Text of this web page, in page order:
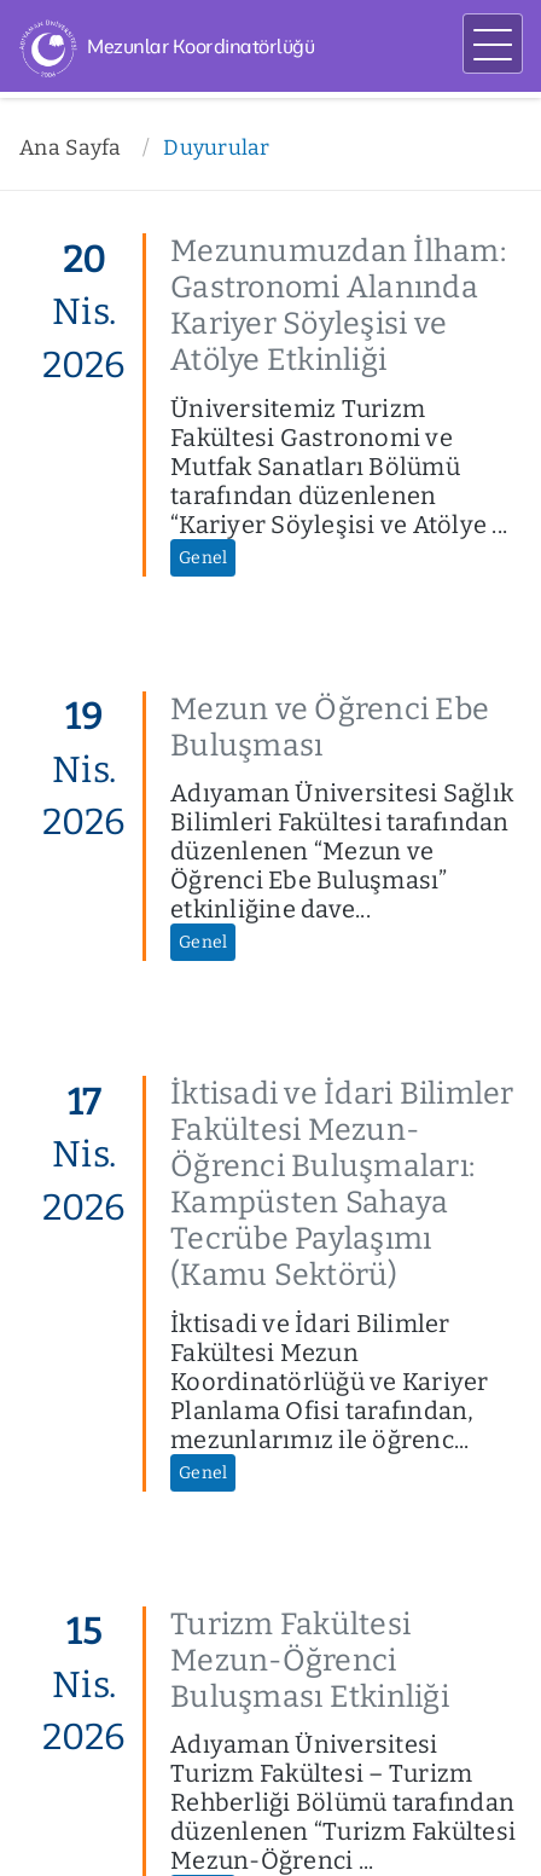
Mezunlar Koordinatörlüğü
Ana Sayfa Duyurular
20
Nis.
2026
Mezunumuzdan İlham:
Gastronomi Alanında
Kariyer Söyleşisi ve
Atölye Etkinliği
Üniversitemiz Turizm
Fakültesi Gastronomi ve
Mutfak Sanatları Bölümü
tarafından düzenlenen
“Kariyer Söyleşisi ve Atölye ...
Genel
19
Nis.
2026
Mezun ve Öğrenci Ebe
Buluşması
Adıyaman Üniversitesi Sağlık
Bilimleri Fakültesi tarafından
düzenlenen “Mezun ve
Öğrenci Ebe Buluşması”
etkinliğine dave...
Genel
17
Nis.
2026
İktisadi ve İdari Bilimler
Fakültesi Mezun-
Öğrenci Buluşmaları:
Kampüsten Sahaya
Tecrübe Paylaşımı
(Kamu Sektörü)
İktisadi ve İdari Bilimler
Fakültesi Mezun
Koordinatörlüğü ve Kariyer
Planlama Ofisi tarafından,
mezunlarımız ile öğrenc...
Genel
15
Nis.
2026
Turizm Fakültesi
Mezun-Öğrenci
Buluşması Etkinliği
Adıyaman Üniversitesi
Turizm Fakültesi – Turizm
Rehberliği Bölümü tarafından
düzenlenen “Turizm Fakültesi
Mezun-Öğrenci ...